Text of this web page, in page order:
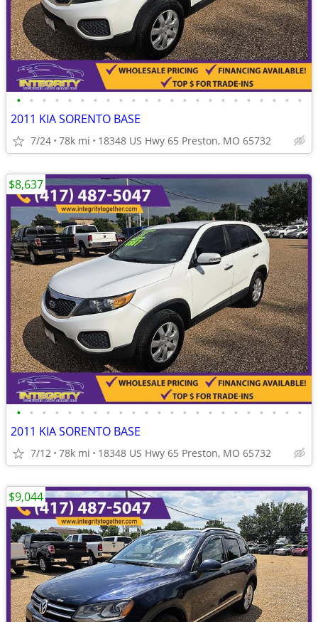
• • • • • • • • • • • • • • • • • • • • • • •
2011 KIA SORENTO BASE
7/24 78k mi 18348 US Hwy 65 Preston, MO 65732
• • • • • • • • • • • • • • • • • • • • • • •
2011 KIA SORENTO BASE
7/12 78k mi 18348 US Hwy 65 Preston, MO 65732
$8,637
$9,044